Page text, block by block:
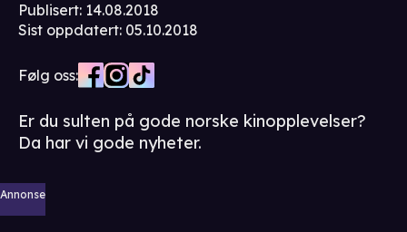
Publisert: 14.08.2018
Sist oppdatert: 05.10.2018
Følg oss:
Er du sulten på gode norske kinopplevelser?
Da har vi gode nyheter.
Annonse